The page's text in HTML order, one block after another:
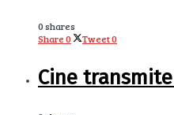
0 shares
Share0 Tweet0
Cine